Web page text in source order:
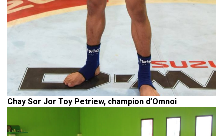
Chay Sor Jor Toy Petriew, champion d’Omnoi